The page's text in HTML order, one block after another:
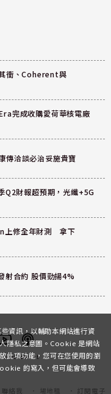
衝、Coherent與
完成收購愛荷華核電廠
傳洽談必治妥施貴寶
Q2財報超預期，光纖+5G
上修全年財測 拿下
合約 股價勁揚4%
Podcast
聯絡我 場地租 訂閱電子
資訊，以輔助本網站進行資
隱私之意圖。Cookie 是網站
此項功能，您可在您使用的瀏
的寫入，但可能會導致